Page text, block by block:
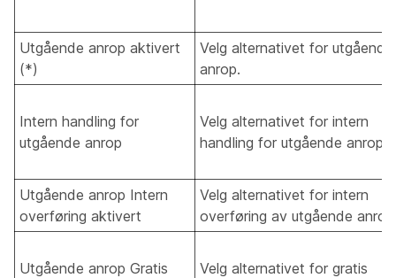
Utgående anrop aktivert
(*)
Velg alternativet for utgående
anrop.
Intern handling for
utgående anrop
Velg alternativet for intern
handling for utgående anrop.
Utgående anrop Intern
overføring aktivert
Velg alternativet for intern
overføring av utgående
Utgående anrop Gratis
Velg alternativet for gratis